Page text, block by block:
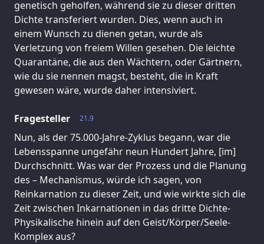
genetisch geholfen, während sie zu dieser dritten
Dichte transferiert wurden. Dies, wenn auch in
einem Wunsch zu dienen getan, wurde als
Verletzung von freiem Willen gesehen. Die leichte
Quarantäne, die aus den Wächtern, oder Gärtnern,
wie du sie nennen magst, besteht, die in Kraft
gewesen wäre, wurde daher intensiviert.
21.9
Fragesteller
Nun, als der 75.000-Jahre-Zyklus begann, war die
Lebensspanne ungefähr neun Hundert Jahre, [im]
Durchschnitt. Was war der Prozess und die Planung
des – Mechanismus, würde ich sagen, von
Reinkarnation zu dieser Zeit, und wie wirkte sich die
Zeit zwischen Inkarnationen in das dritte Dichte-
Physikalische hinein auf den Geist/Körper/Seele-
Komplex aus?